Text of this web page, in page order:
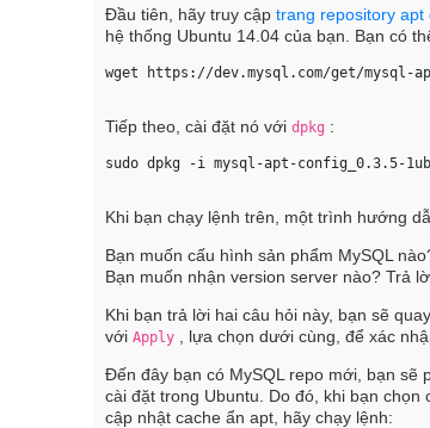
Đầu tiên, hãy truy cậptrang repository apt
hệ thống Ubuntu 14.04 của bạn. Bạn có
wget https://dev.mysql.com/get/mysql-
Tiếp theo, cài đặt nó vớidpkg :
sudo dpkg -i mysql-apt-config_0.3.5-
Khi bạn chạy lệnh trên, một trình hướng
Bạn muốn cấu hình sản phẩm MySQL
Bạn muốn nhận version server nào? Trả
Khi bạn trả lời hai câu hỏi này, bạn sẽ
vớiApply , lựa chọn dưới cùng, để xác
Đến đây bạn có MySQL repo mới, bạn sẽ
cài đặt trong Ubuntu. Do đó, khi bạn
cập nhật cache ẩn apt, hãy chạy lệnh: